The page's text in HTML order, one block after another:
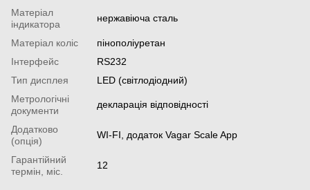
Матеріал
індикатора
нержавіюча сталь
Матеріал коліс
пінополіуретан
Інтерфейс
RS232
Тип дисплея
LED (світлодіодний)
Метрологічні
документи
декларація відповідності
Додатково
(опція)
WI-FI, додаток Vagar Scale App
Гарантійний
термін, міс.
12